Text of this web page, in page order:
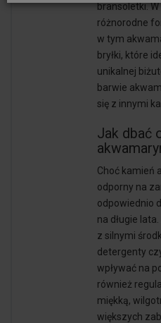
bransoletki.
różnorodne
w tym
bryłki, które
unikalnej
barwie
się z innymi
Jak dbać
Choć kamień
odporny na
odpowiednio
na długie
z silnymi
detergenty
wpływać na
również
miękką,
większych